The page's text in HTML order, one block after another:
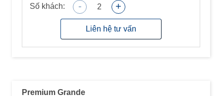
Số khách: - 2 +
Liên hệ tư vấn
Premium Grande